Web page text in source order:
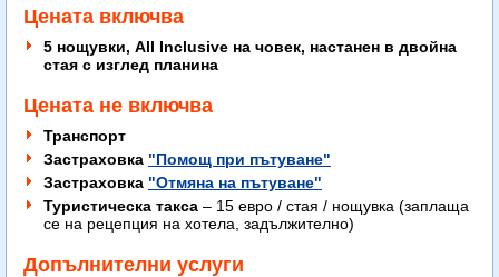
Цената включва
5 нощувки, All Inclusive на човек, настанен в двойна
стая с изглед планина
Цената не включва
Транспорт
Застраховка "Помощ при пътуване"
Застраховка "Отмяна на пътуване"
Туристическа такса – 15 евро / стая / нощувка (заплаща
се на рецепция на хотела, задължително)
Допълнителни услуги